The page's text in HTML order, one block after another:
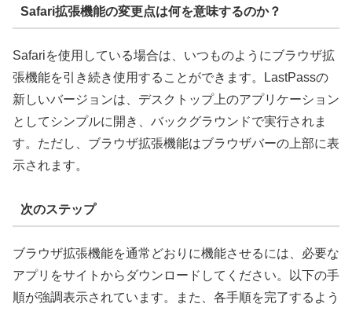
Safari拡張機能の変更点は何を意味するのか？
Safariを使用している場合は、いつものようにブラウザ拡
張機能を引き続き使用することができます。LastPassの
新しいバージョンは、デスクトップ上のアプリケーション
としてシンプルに開き、バックグラウンドで実行されま
す。ただし、ブラウザ拡張機能はブラウザバーの上部に表
示されます。
次のステップ
ブラウザ拡張機能を通常どおりに機能させるには、必要な
アプリをサイトからダウンロードしてください。以下の手
順が強調表示されています。また、各手順を完了するよう